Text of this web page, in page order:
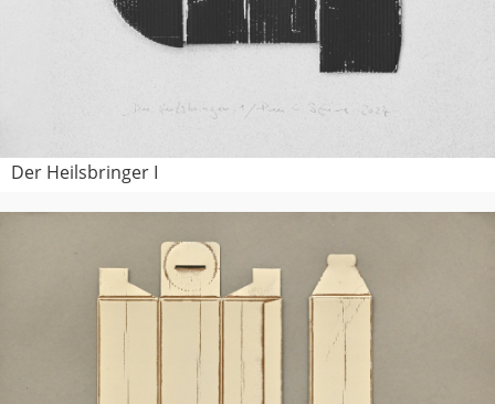
Der Heilsbringer I